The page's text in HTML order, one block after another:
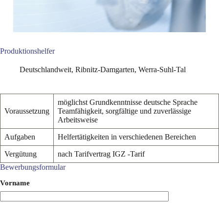
Produktionshelfer
Deutschlandweit, Ribnitz-Damgarten, Werra-Suhl-Tal
Voraussetzung
möglichst Grundkenntnisse deutsche Sprache
Teamfähigkeit, sorgfältige und zuverlässige
Arbeitsweise
Aufgaben Helfertätigkeiten in verschiedenen Bereichen
Vergütung
nach Tarifvertrag IGZ -Tarif
Bewerbungsformular
Vorname